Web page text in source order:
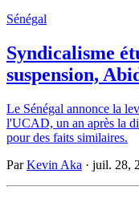
Sénégal
Syndicalisme
suspension,
Le Sénégal annonce la
l'UCAD, un an après la
pour des faits similaires.
ParKevin Aka · juil. 28,